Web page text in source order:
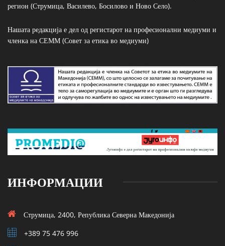
регион (Струмица, Василево, Босилово и Ново Село).
Нашата редакција е дел од регистарот на професионални медиуми и
членка на СЕММ (Совет за етика во медиуми)
ИНФОРМАЦИИ
Струмица, 2400, Република Северна Македонија
+389 75 476 996